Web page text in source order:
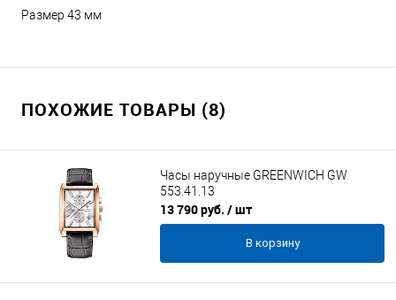
Размер 43 мм
ПОХОЖИЕ ТОВАРЫ (8)
Часы наручные GREENWICH GW
553.41.13
13 790 руб. / шт
В корзину